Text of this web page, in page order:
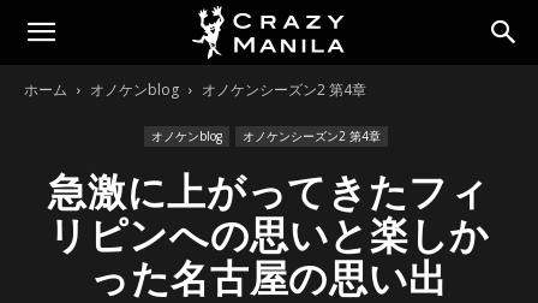
ホーム オノケンblog オノケンシーズン2 第4章
オノケンblog オノケンシーズン2 第4章
急激に上がってきたフィ
リピンへの思いと楽しか
った名古屋の思い出